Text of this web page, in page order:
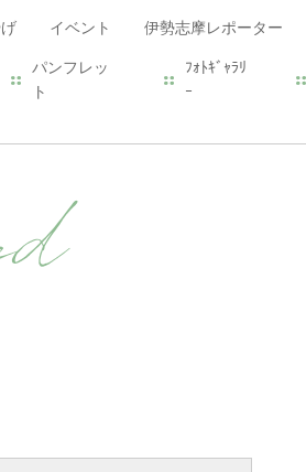
イベント 伊勢志摩レポーター
パンフレッ
ト
ﾌｫﾄｷﾞｬﾗﾘ
ｰ